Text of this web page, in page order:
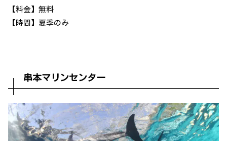
【料金】無料
【時間】夏季のみ
串本マリンセンター